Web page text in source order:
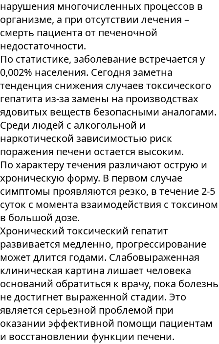
нарушения многочисленных процессов в
организме, а при отсутствии лечения –
смерть пациента от печеночной
недостаточности.
По статистике, заболевание встречается у
0,002% населения. Сегодня заметна
тенденция снижения случаев токсического
гепатита из-за замены на производствах
ядовитых веществ безопасными аналогами.
Среди людей с алкогольной и
наркотической зависимостью риск
поражения печени остается высоким.
По характеру течения различают острую и
хроническую форму. В первом случае
симптомы проявляются резко, в течение 2-5
суток с момента взаимодействия с токсином
в большой дозе.
Хронический токсический гепатит
развивается медленно, прогрессирование
может длится годами. Слабовыраженная
клиническая картина лишает человека
оснований обратиться к врачу, пока болезнь
не достигнет выраженной стадии. Это
является серьезной проблемой при
оказании эффективной помощи пациентам
и восстановлении функции печени.